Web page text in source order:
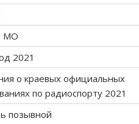
МО
2021
о краевых официальных
по радиоспорту 2021
позывной